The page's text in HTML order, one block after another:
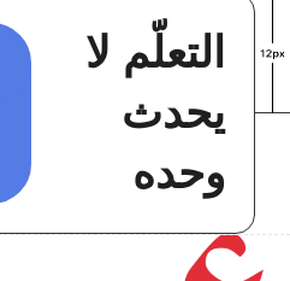
التعلّم لا
يحدث
وحده